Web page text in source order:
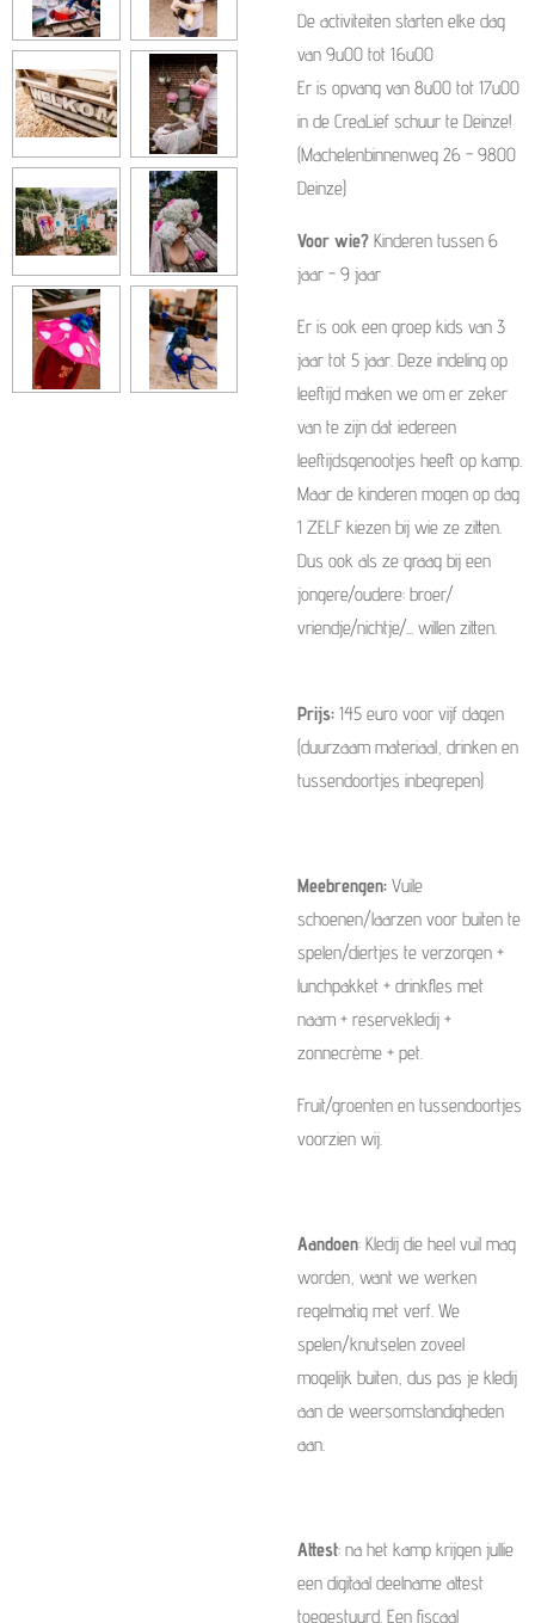
De activiteiten starten elke dag
van 9u00 tot 16u00
Er is opvang van 8u00 tot 17u00
in de CreaLief schuur te Deinze!
(Machelenbinnenweg 26 - 9800
Deinze)
Voor wie? Kinderen tussen 6
jaar - 9 jaar
Er is ook een groep kids van 3
jaar tot 5 jaar. Deze indeling op
leeftijd maken we om er zeker
van te zijn dat iedereen
leeftijdsgenootjes heeft op kamp.
Maar de kinderen mogen op dag
1 ZELF kiezen bij wie ze zitten.
Dus ook als ze graag bij een
jongere/oudere: broer/
vriendje/nichtje/... willen zitten.
Prijs: 145 euro voor vijf dagen
(duurzaam materiaal, drinken en
tussendoortjes inbegrepen)
Meebrengen: Vuile
schoenen/laarzen voor buiten te
spelen/diertjes te verzorgen +
lunchpakket + drinkfles met
naam + reservekledij +
zonnecrème + pet.
Fruit/groenten en tussendoortjes
voorzien wij.
Aandoen: Kledij die heel vuil mag
worden, want we werken
regelmatig met verf. We
spelen/knutselen zoveel
mogelijk buiten, dus pas je kledij
aan de weersomstandigheden
aan.
Attest: na het kamp krijgen jullie
een digitaal deelname attest
toegestuurd. Een fiscaal